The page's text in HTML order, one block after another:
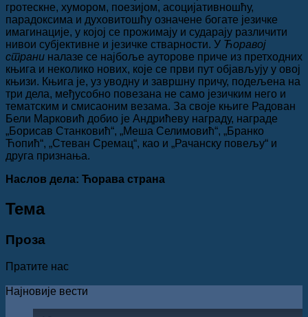
гротескне, хумором, поезијом, асоцијативношћу,
парадоксима и духовитошћу означене богате језичке
имагинације, у којој се прожимају и сударају различити
нивои субјективне и језичке стварности. У Ћоравој
страни налазе се најбоље ауторове приче из претходних
књига и неколико нових, које се први пут објављују у овој
књизи. Књига је, уз уводну и завршну причу, подељена на
три дела, међусобно повезана не само језичким него и
тематским и смисаоним везама. За своје књиге Радован
Бели Марковић добио је Андрићеву награду, награде
„Борисав Станковић“, „Меша Селимовић“, „Бранко
Ћопић“, „Стеван Сремац“, као и „Рачанску повељу“ и
друга признања.
Наслов дела: Ћорава страна
Teма
Проза
Пратите нас
Најновије вести